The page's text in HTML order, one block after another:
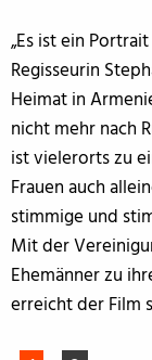
„Es ist ein
Regisseurin
Heimat in
nicht mehr nach
ist vielerorts zu
Frauen auch
stimmige und
Mit der
Ehemänner zu
erreicht der Film